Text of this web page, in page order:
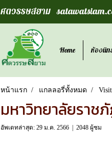
ศตวรรษสยาม
Home ห้องนิท
หน้าแรก แกลลอรี่ทั้งหมด
มหาวิทยาลัยรา
อัพเดทล่าสุด: 29 ม.ค. 2566 2048 ผู้ชม